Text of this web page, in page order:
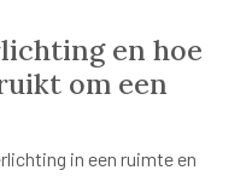
en hoe
om een
in een ruimte en